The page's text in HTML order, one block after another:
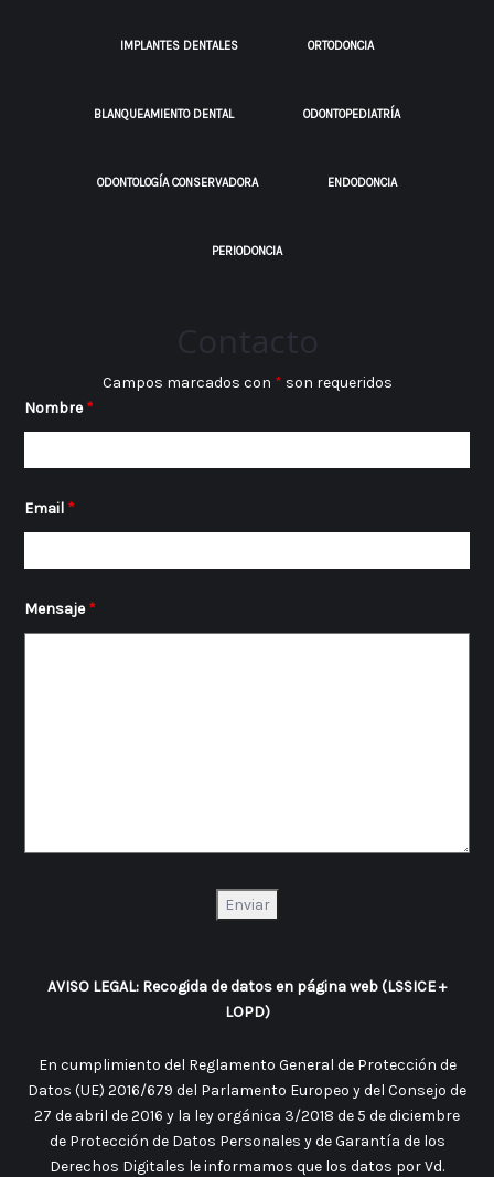
IMPLANTES DENTALES ORTODONCIA
BLANQUEAMIENTO DENTAL ODONTOPEDIATRÍA
ODONTOLOGÍA CONSERVADORA ENDODONCIA
PERIODONCIA
Campos marcados con * son requeridos
Nombre*
Email *
Mensaje*
AVISO LEGAL: Recogida de datos en página web (LSSICE +
LOPD)
En cumplimiento del Reglamento General de Protección de
Datos (UE) 2016/679 del Parlamento Europeo y del Consejo de
27 de abril de 2016 y la ley orgánica 3/2018 de 5 de diciembre
de Protección de Datos Personales y de Garantía de los
Derechos Digitales le informamos que los datos por Vd.